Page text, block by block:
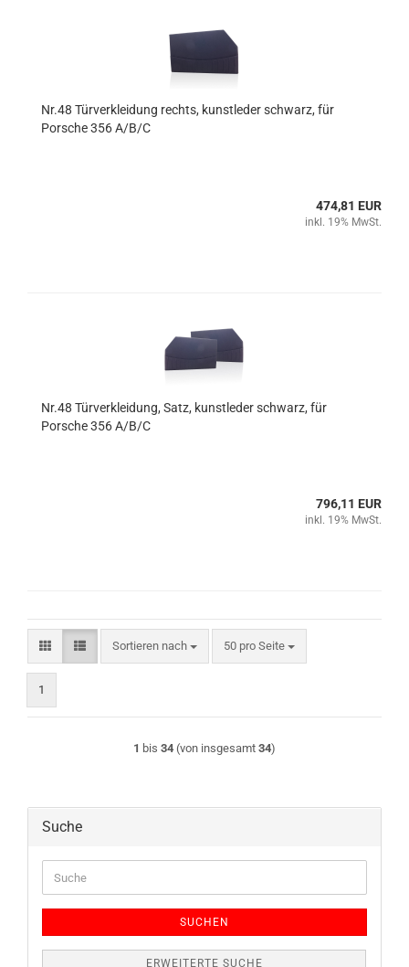
Nr.48 Türverkleidung rechts, kunstleder schwarz, für
Porsche 356 A/B/C
474,81 EUR
inkl. 19% MwSt.
Nr.48 Türverkleidung, Satz, kunstleder schwarz, für
Porsche 356 A/B/C
796,11 EUR
inkl. 19% MwSt.
Sortieren nach
Sortieren nach 50 pro Seite
pro Seite
1
1 bis 34 (von insgesamt 34)
Suche
SUCHEN
ERWEITERTE SUCHE